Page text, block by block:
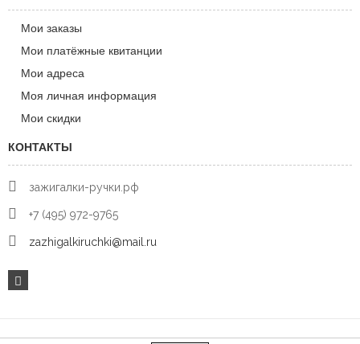
Мои заказы
Мои платёжные квитанции
Мои адреса
Моя личная информация
Мои скидки
КОНТАКТЫ
зажигалки-ручки.рф
+7 (495) 972-9765
zazhigalkiruchki@mail.ru